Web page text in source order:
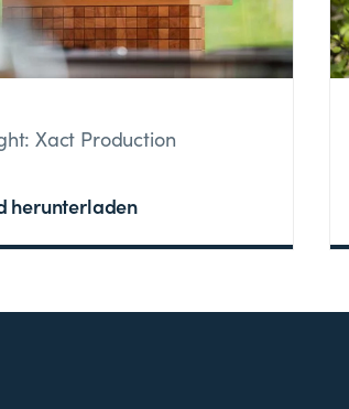
Xact Production
herunterladen